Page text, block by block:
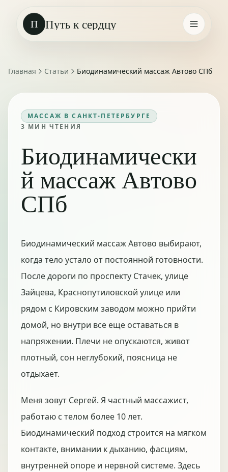
П Путь к сердцу
Главная Статьи Биодинамический массаж Автово СПб
МАССАЖ В САНКТ-ПЕТЕРБУРГЕ
3 МИН ЧТЕНИЯ
Биодинамически
й массаж Автово
СПб
Биодинамический массаж Автово выбирают,
когда тело устало от постоянной готовности.
После дороги по проспекту Стачек, улице
Зайцева, Краснопутиловской улице или
рядом с Кировским заводом можно прийти
домой, но внутри все еще оставаться в
напряжении. Плечи не опускаются, живот
плотный, сон неглубокий, поясница не
отдыхает.
Меня зовут Сергей. Я частный массажист,
работаю с телом более 10 лет.
Биодинамический подход строится на мягком
контакте, внимании к дыханию, фасциям,
внутренней опоре и нервной системе. Здесь